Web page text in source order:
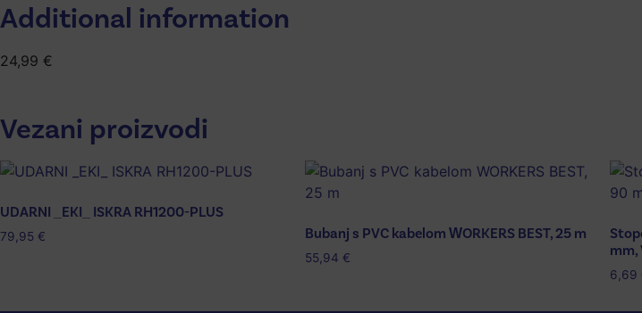
Additional information
24,99 €
Vezani proizvodi
UDARNI _EKI_ ISKRA RH1200-PLUS
79,95 € Bubanj s PVC kabelom WORKERS BEST, 25 m
55,94 €
mm,
6,69